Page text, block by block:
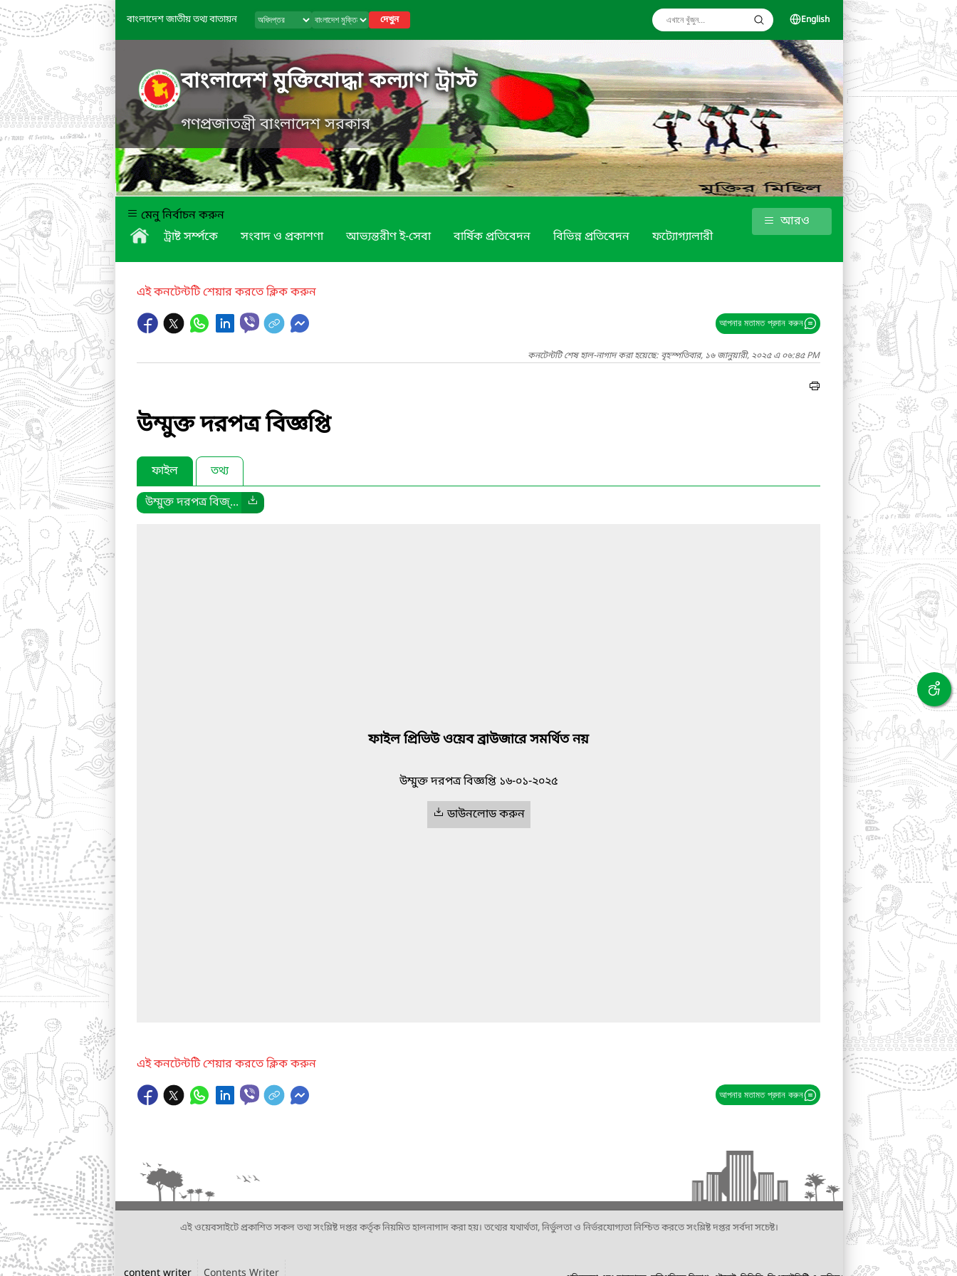
বাংলাদেশ জাতীয় তথ্য বাতায়ন দেখুন English
বাংলাদেশ মুক্তিযোদ্ধা কল্যাণ ট্রাস্ট
গণপ্রজাতন্ত্রী বাংলাদেশ সরকার
মেনু নির্বাচন করুন
ট্রাষ্ট সর্ম্পকে
সংবাদ ও প্রকাশণা আভ্যন্তরীণ ই-সেবা বার্ষিক প্রতিবেদন বিভিন্ন প্রতিবেদন ফট্যোগ্যালারী
আরও
এই কনটেন্টটি শেয়ার করতে ক্লিক করুন
আপনার মতামত প্রদান করুন
কনটেন্টটি শেষ হাল-নাগাদ করা হয়েছে: বৃহস্পতিবার, ১৬ জানুয়ারী, ২০২৫ এ ০৬:৪৫ PM
উম্মুক্ত দরপত্র বিজ্ঞপ্তি
ফাইল
তথ্য
উম্মুক্ত দরপত্র বিজ্...
ফাইল প্রিভিউ ওয়েব ব্রাউজারে সমর্থিত নয়
উম্মুক্ত দরপত্র বিজ্ঞপ্তি ১৬-০১-২০২৫
ডাউনলোড করুন
এই কনটেন্টটি শেয়ার করতে ক্লিক করুন
আপনার মতামত প্রদান করুন
এই ওয়েবসাইটে প্রকাশিত সকল তথ্য সংশ্লিষ্ট দপ্তর কর্তৃক নিয়মিত হালনাগাদ করা হয়। তথ্যের যথার্থতা, নির্ভুলতা ও নির্ভরযোগ্যতা নিশ্চিত করতে সংশ্লিষ্ট দপ্তর সর্বদা সচেষ্ট।